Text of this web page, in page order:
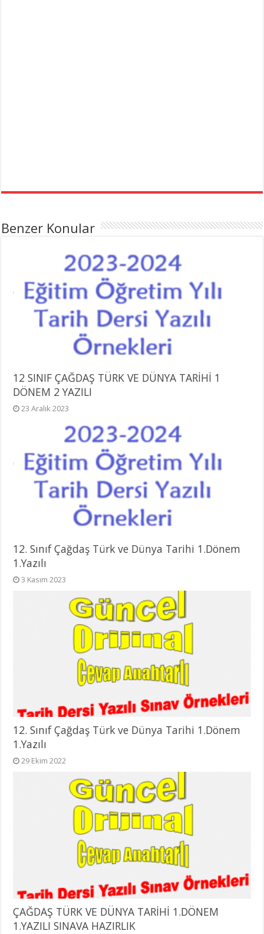
Benzer Konular
12 SINIF ÇAĞDAŞ TÜRK VE DÜNYA TARİHİ 1
DÖNEM 2 YAZILI
23 Aralık 2023
12. Sınıf Çağdaş Türk ve Dünya Tarihi 1.Dönem
1.Yazılı
3 Kasım 2023
12. Sınıf Çağdaş Türk ve Dünya Tarihi 1.Dönem
1.Yazılı
29 Ekim 2022
ÇAĞDAŞ TÜRK VE DÜNYA TARİHİ 1.DÖNEM
1.YAZILI SINAVA HAZIRLIK